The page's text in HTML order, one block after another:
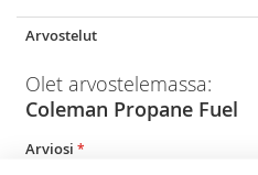
Arvostelut
Olet arvostelemassa:
Coleman Propane Fuel
Arviosi